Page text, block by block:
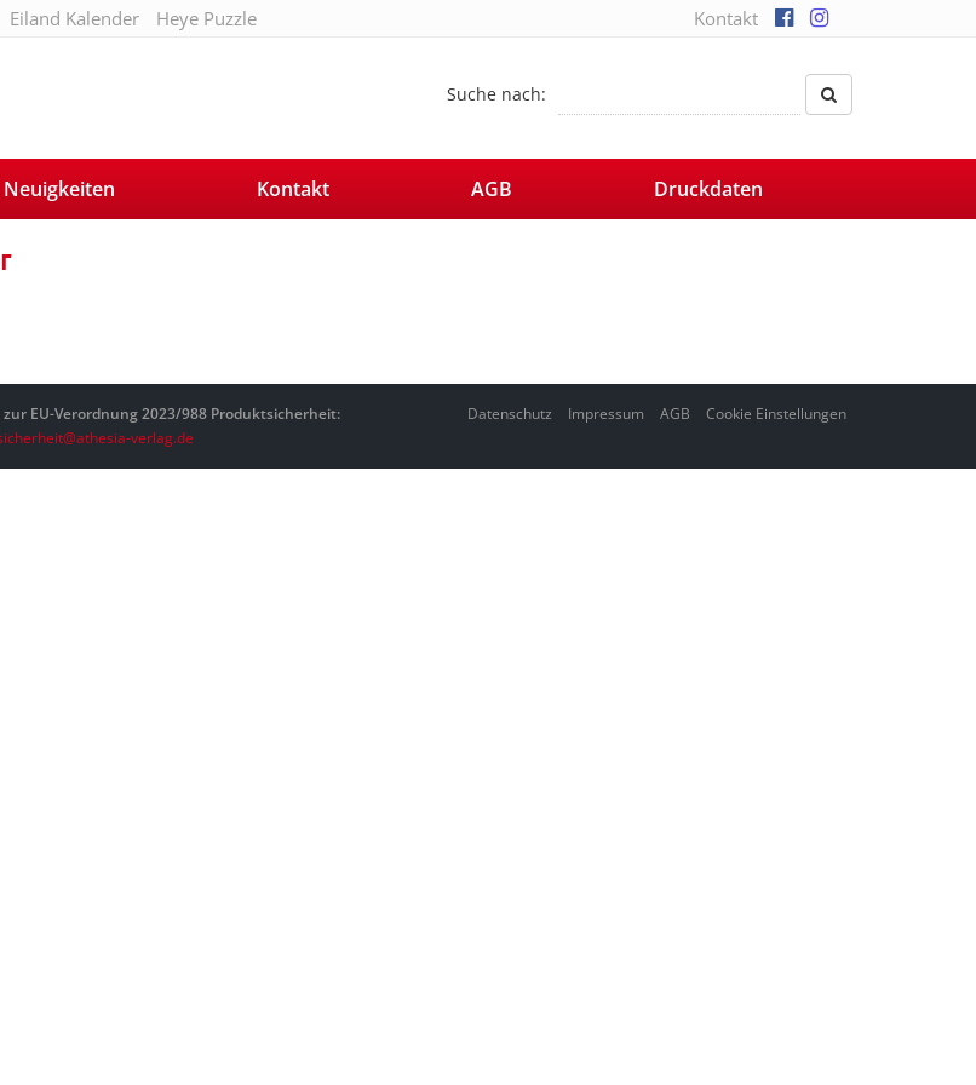
Eiland Kalender Heye Puzzle Kontakt
Suche nach:
Neuigkeiten Kontakt AGB Druckdaten
zur EU-Verordnung 2023/988 Produktsicherheit:
verlag.de
Datenschutz Impressum AGB Cookie Einstellungen